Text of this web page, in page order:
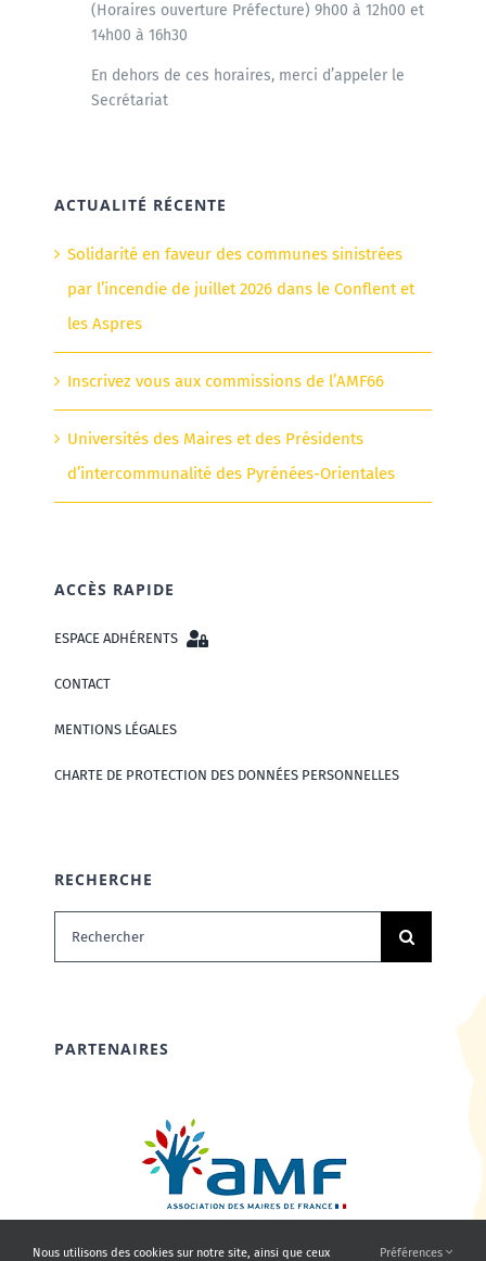
(Horaires ouverture Préfecture) 9h00 à 12h00 et
14h00 à 16h30
En dehors de ces horaires, merci d’appeler le
Secrétariat
ACTUALITÉ RÉCENTE
Solidarité en faveur des communes sinistrées
par l’incendie de juillet 2026 dans le Conflent et
les Aspres
Inscrivez vous aux commissions de l’AMF66
Universités des Maires et des Présidents
d’intercommunalité des Pyrénées-Orientales
ACCÈS RAPIDE
ESPACE ADHÉRENTS
CONTACT
MENTIONS LÉGALES
CHARTE DE PROTECTION DES DONNÉES PERSONNELLES
RECHERCHE
Rechercher:
PARTENAIRES
Nous utilisons des cookies sur notre site, ainsi que ceux Préférences